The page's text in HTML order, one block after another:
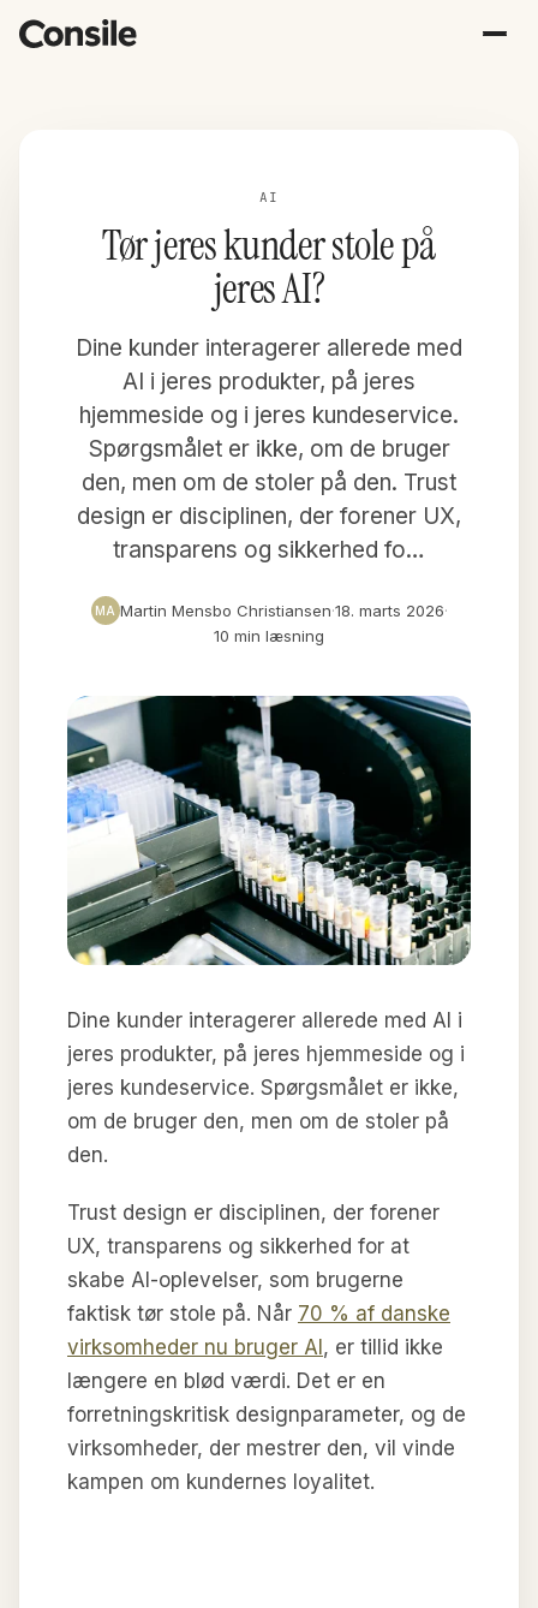
AI
Tør jeres kunder stole på
jeres AI?
Dine kunder interagerer allerede med
AI i jeres produkter, på jeres
hjemmeside og i jeres kundeservice.
Spørgsmålet er ikke, om de bruger
den, men om de stoler på den. Trust
design er disciplinen, der forener UX,
transparens og sikkerhed fo…
MA Martin Mensbo Christiansen·18. marts 2026·
10 min læsning
Dine kunder interagerer allerede med AI i
jeres produkter, på jeres hjemmeside og i
jeres kundeservice. Spørgsmålet er ikke,
om de bruger den, men om de stoler på
den.
Trust design er disciplinen, der forener
UX, transparens og sikkerhed for at
skabe AI-oplevelser, som brugerne
faktisk tør stole på. Når 70 % af danske
virksomheder nu bruger AI, er tillid ikke
længere en blød værdi. Det er en
forretningskritisk designparameter, og de
virksomheder, der mestrer den, vil vinde
kampen om kundernes loyalitet.